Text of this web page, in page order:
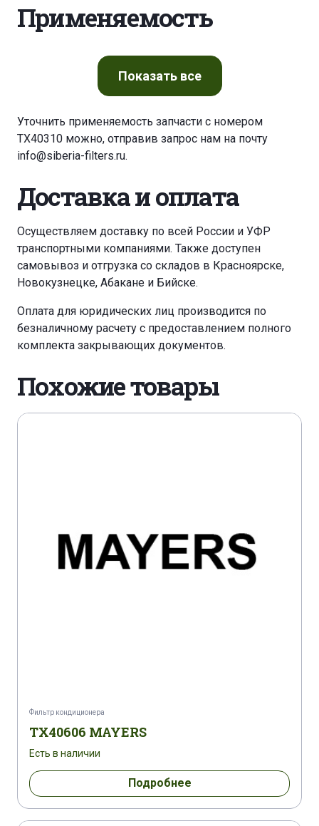
Применяемость
Показатьвсе
Уточнить применяемость запчасти с номером
TX40310 можно, отправив запрос нам на почту
info@siberia-filters.ru.
Доставка и оплата
Осуществляем доставку по всей России и УФР
транспортными компаниями. Также доступен
самовывоз и отгрузка со складов в Красноярске,
Новокузнецке, Абакане и Бийске.
Оплата для юридических лиц производится по
безналичному расчету с предоставлением полного
комплекта закрывающих документов.
Похожие товары
Фильтр кондиционера
TX40606 MAYERS
Есть в наличии
Подробнее